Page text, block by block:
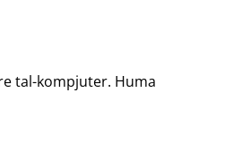
tal-kompjuter. Huma